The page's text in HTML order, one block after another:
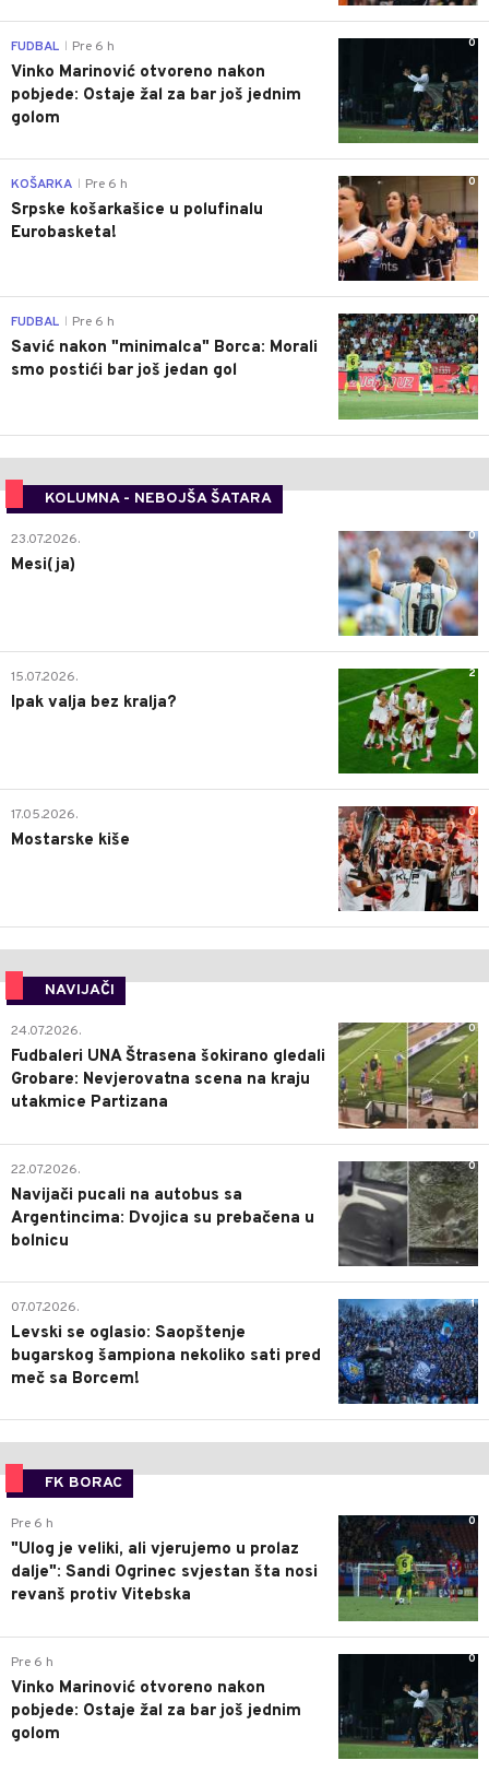
0
FUDBAL Pre 6 h
Vinko Marinović otvoreno nakon
pobjede: Ostaje žal za bar još jednim
golom
0
KOŠARKA Pre 6 h
Srpske košarkašice u polufinalu
Eurobasketa!
0
FUDBAL Pre 6 h
Savić nakon "minimalca" Borca: Morali
smo postići bar još jedan gol
KOLUMNA - NEBOJŠA ŠATARA
0
23.07.2026.
Mesi(ja)
2
15.07.2026.
Ipak valja bez kralja?
0
17.05.2026.
Mostarske kiše
NAVIJAČI
0
24.07.2026.
Fudbaleri UNA Štrasena šokirano gledali
Grobare: Nevjerovatna scena na kraju
utakmice Partizana
0
22.07.2026.
Navijači pucali na autobus sa
Argentincima: Dvojica su prebačena u
bolnicu
1
07.07.2026.
Levski se oglasio: Saopštenje
bugarskog šampiona nekoliko sati pred
meč sa Borcem!
FK BORAC
0
Pre 6 h
"Ulog je veliki, ali vjerujemo u prolaz
dalje": Sandi Ogrinec svjestan šta nosi
revanš protiv Vitebska
0
Pre 6 h
Vinko Marinović otvoreno nakon
pobjede: Ostaje žal za bar još jednim
golom